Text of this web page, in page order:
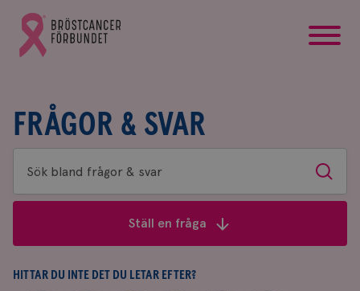
Gå
till
Bröstcancerförbundets
FRÅGOR & SVAR
Sök
bland
&
svar
Sök
Ställ en fråga
HITTAR DU INTE DET DU LETAR EFTER?